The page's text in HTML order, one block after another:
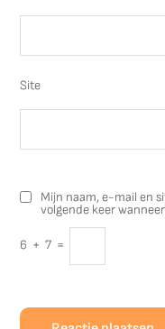
Site
Mijn naam, e-mail en
volgende keer
6 + 7 =